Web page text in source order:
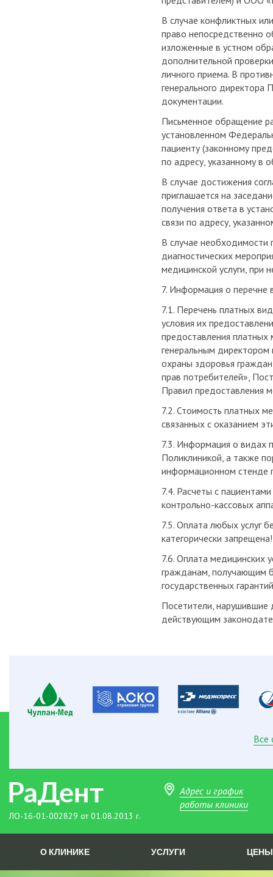
В случае конфликтных
право непосредственно
изложенные в устном
дополнительной
личного приема. В
генерального директора
документации.
Письменное обращение
установленном
пациенту (законному
по адресу, указанному в
В случае достижения
приглашается на
получения ответа в
связи по адресу,
В случае необходимости
диагностических
медицинской услуги, при
7. Информация о перечне
7.1. Перечень платных
условия их
предоставления
генеральным
охраны здоровья
прав потребителей»,
Правил предоставления
7.2. Стоимость платных
связанных с оказанием
7.3. Информация о видах
Поликлиникой, а также
информационном стенде
7.4. Расчеты с
контрольно-кассовых
7.5. Оплата любых услуг
категорически запрещена!
7.6. Оплата медицинских
гражданам, получающим
государственных
Посетители, нарушившие
действующим
ЛО-16-01-002829 от 01.08.2013 г.
Адрес и график
работы клиники
О КЛИНИКЕ УСЛУГИ ЦЕНЫ